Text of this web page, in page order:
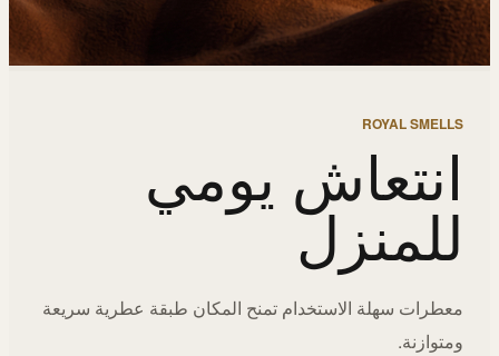
ROYAL SMELLS
انتعاش يومي
للمنزل
معطرات سهلة الاستخدام تمنح المكان طبقة عطرية سريعة
ومتوازنة.